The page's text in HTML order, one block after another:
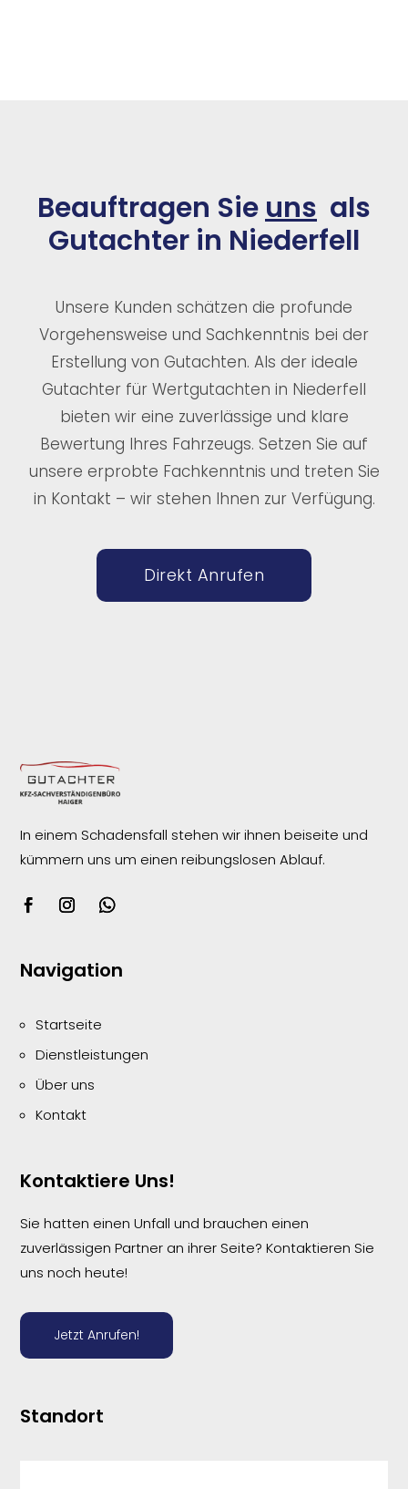
Beauftragen Sie uns als
Gutachter in Niederfell
Unsere Kunden schätzen die profunde
Vorgehensweise und Sachkenntnis bei der
Erstellung von Gutachten. Als der ideale
Gutachter für Wertgutachten in Niederfell
bieten wir eine zuverlässige und klare
Bewertung Ihres Fahrzeugs. Setzen Sie auf
unsere erprobte Fachkenntnis und treten Sie
in Kontakt – wir stehen Ihnen zur Verfügung.
Direkt Anrufen
In einem Schadensfall stehen wir ihnen beiseite und
kümmern uns um einen reibungslosenAblauf.
Navigation
Startseite
Dienstleistungen
Über uns
Kontakt
Kontaktiere Uns!
Sie hatten einen Unfall und brauchen einen
zuverlässigen Partner an ihrer Seite? Kontaktieren Sie
uns noch heute!
Jetzt Anrufen!
Standort